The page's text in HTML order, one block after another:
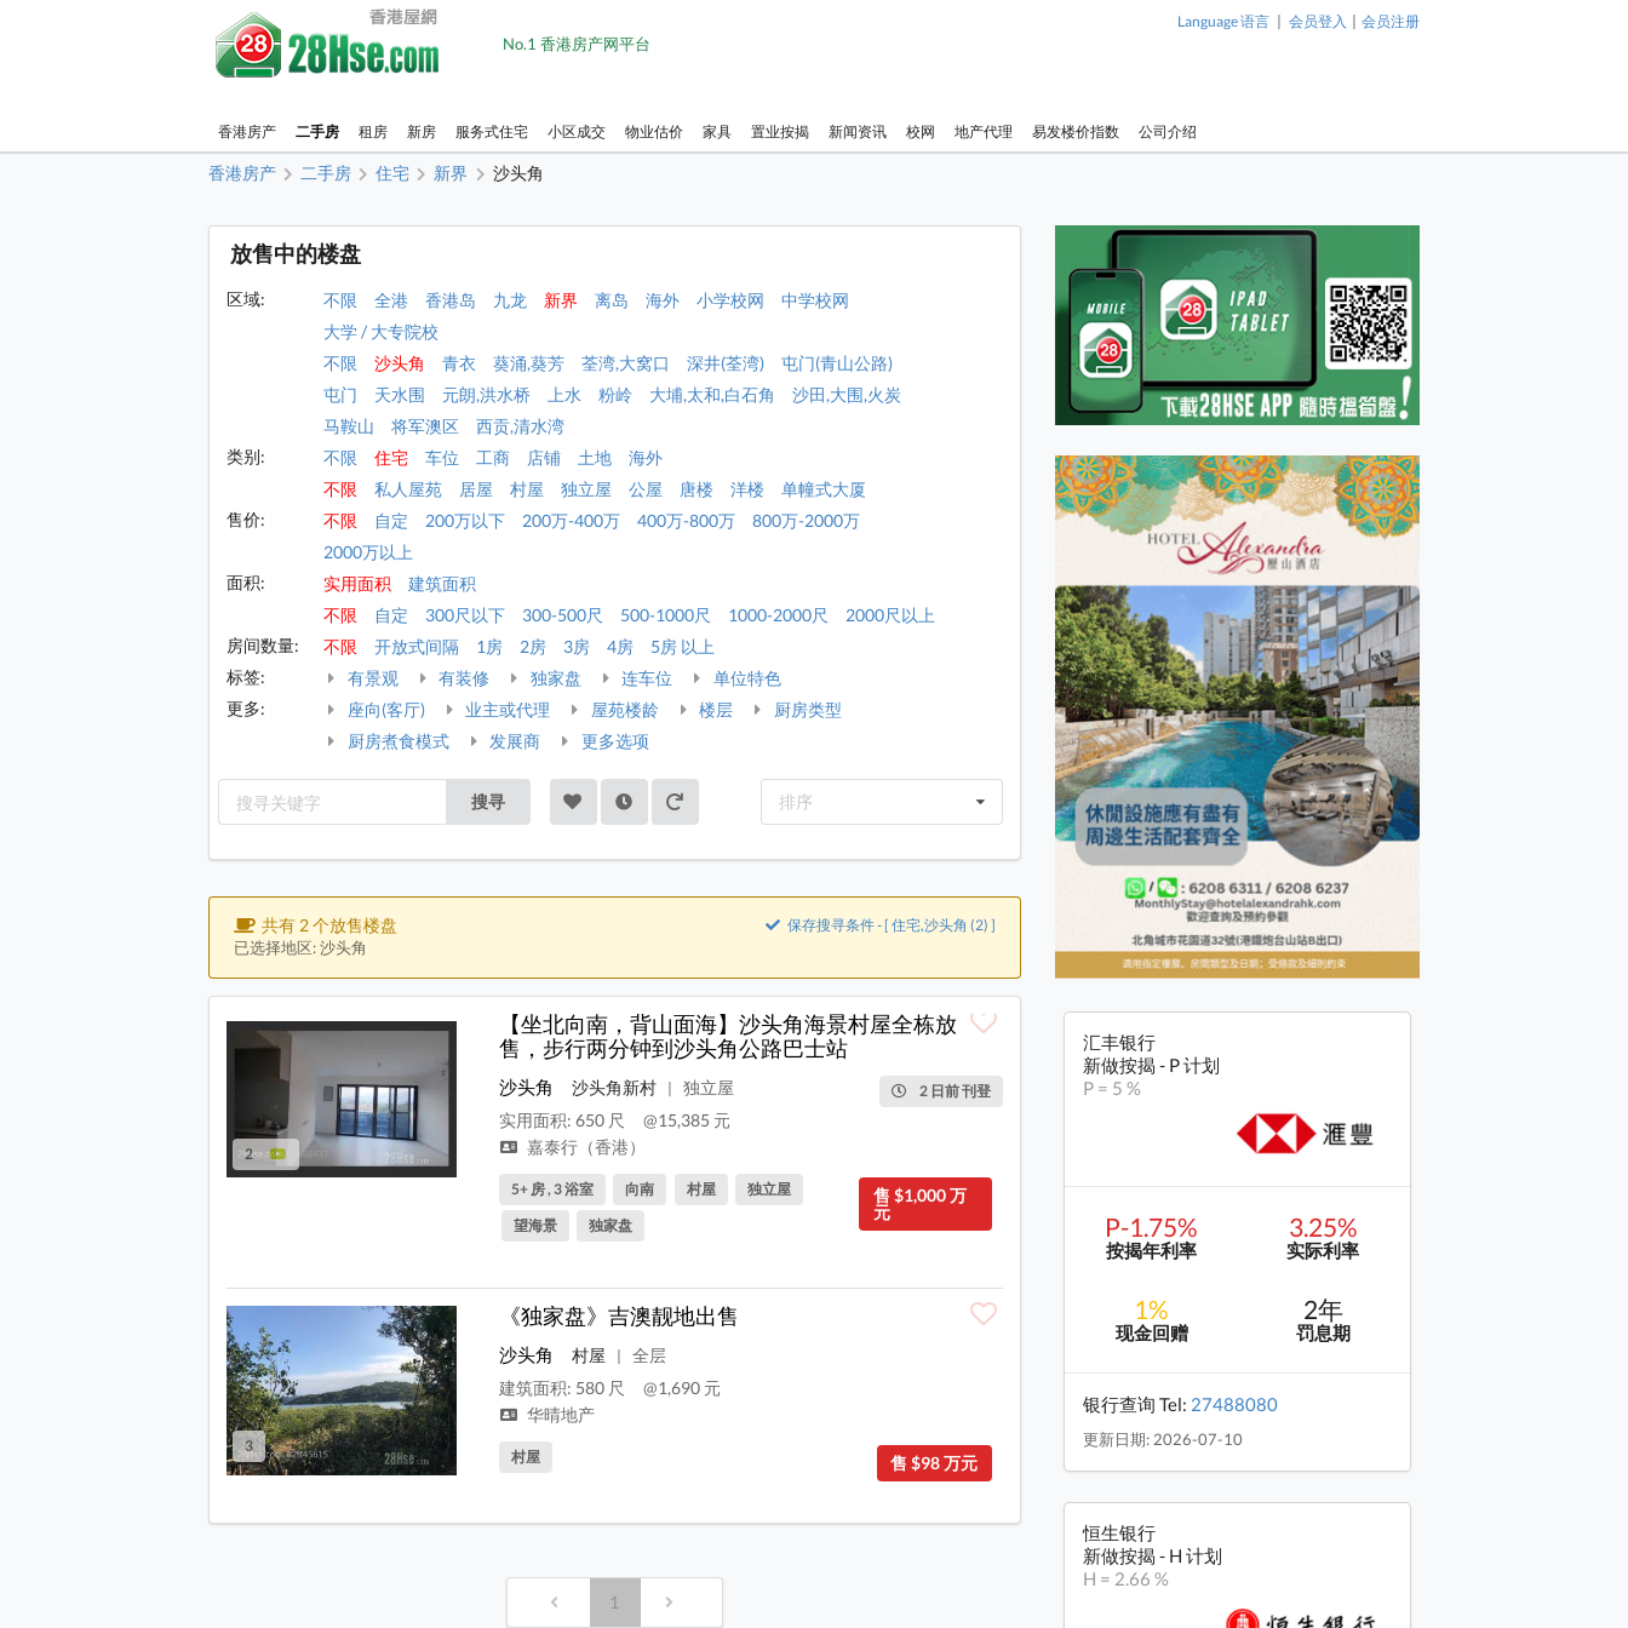
No.1 香港房产网平台
Language 语言 | 会员登入 | 会员注册
香港房产 二手房 租房 新房 服务式住宅 小区成交 物业估价 家具 置业按揭 新闻资讯 校网 地产代理 易发楼价指数 公司介绍
香港房产 二手房 住宅 新界 沙头角
放售中的楼盘
区域: 不限 全港 香港岛 九龙 新界 离岛 海外 小学校网
中学校网
大学 / 大专院校
不限
沙头角 青衣 葵涌,葵芳 荃湾,大窝口 深井(荃湾)
屯门(青山公路)
屯门
天水围 元朗,洪水桥 上水 粉岭 大埔,太和,白石角
沙田,大围,火炭
马鞍山
将军澳区
西贡,清水湾
类别:
不限 住宅 车位 工商 店铺 土地
海外
不限
私人屋苑 居屋 村屋 独立屋 公屋 唐楼 洋楼
单幢式大厦
售价:
不限 自定 200万以下 200万-400万 400万-800万
800万-2000万
2000万以上
面积:
实用面积
建筑面积
不限
自定 300尺以下 300-500尺 500-1000尺 1000-2000尺
2000尺以上
房间数量:
不限 开放式间隔 1房 2房 3房 4房
5房 以上
标签:
有景观 有装修 独家盘 连车位
单位特色
更多:
座向(客厅) 业主或代理 屋苑楼龄 楼层
厨房类型
厨房煮食模式
发展商 更多选项
搜寻 排序
共有 2 个放售楼盘
已选择地区: 沙头角
保存搜寻条件 - [ 住宅,沙头角 (2) ]
2
【坐北向南，背山面海】沙头角海景村屋全栋放
售，步行两分钟到沙头角公路巴士站
2 日前 刊登
沙头角 沙头角新村 |
独立屋
实用面积: 650 尺
@15,385 元
嘉泰行（香港）
售 $1,000 万
元
5+ 房 , 3 浴室 向南 村屋
独立屋
望海景
独家盘
3
《独家盘》吉澳靓地出售
沙头角 村屋 |
全层
建筑面积: 580 尺
@1,690 元
华晴地产
售 $98 万元
村屋
1
汇丰银行
新做按揭 - P 计划
P = 5 %
P-1.75%
按揭年利率
3.25%
实际利率
1%
现金回赠
2年
罚息期
银行查询 Tel: 27488080
更新日期: 2026-07-10
恒生银行
新做按揭 - H 计划
H = 2.66 %